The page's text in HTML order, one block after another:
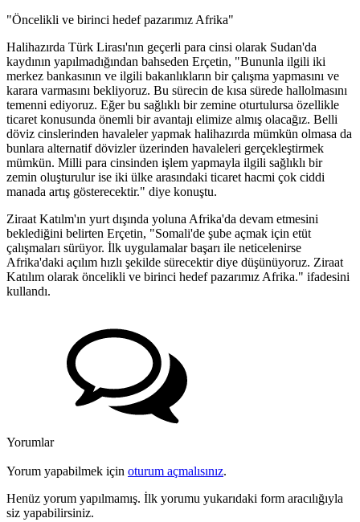
"Öncelikli ve birinci hedef pazarımız Afrika"
Halihazırda Türk Lirası'nın geçerli para cinsi olarak Sudan'da
kaydının yapılmadığından bahseden Erçetin, "Bununla ilgili iki
merkez bankasının ve ilgili bakanlıkların bir çalışma yapmasını ve
karara varmasını bekliyoruz. Bu sürecin de kısa sürede hallolmasını
temenni ediyoruz. Eğer bu sağlıklı bir zemine oturtulursa özellikle
ticaret konusunda önemli bir avantajı elimize almış olacağız. Belli
döviz cinslerinden havaleler yapmak halihazırda mümkün olmasa da
bunlara alternatif dövizler üzerinden havaleleri gerçekleştirmek
mümkün. Milli para cinsinden işlem yapmayla ilgili sağlıklı bir
zemin oluşturulur ise iki ülke arasındaki ticaret hacmi çok ciddi
manada artış gösterecektir." diye konuştu.
Ziraat Katılm'ın yurt dışında yoluna Afrika'da devam etmesini
beklediğini belirten Erçetin, "Somali'de şube açmak için etüt
çalışmaları sürüyor. İlk uygulamalar başarı ile neticelenirse
Afrika'daki açılım hızlı şekilde sürecektir diye düşünüyoruz. Ziraat
Katılım olarak öncelikli ve birinci hedef pazarımız Afrika." ifadesini
kullandı.
Yorumlar
Yorum yapabilmek için oturum açmalısınız.
Henüz yorum yapılmamış. İlk yorumu yukarıdaki form aracılığıyla
siz yapabilirsiniz.